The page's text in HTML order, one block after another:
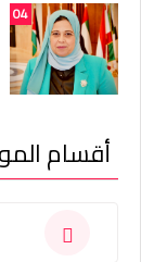
04
أقسام